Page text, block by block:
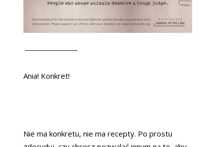
Ania! Konkret!
Nie ma konkretu, nie ma recepty. Po prostu